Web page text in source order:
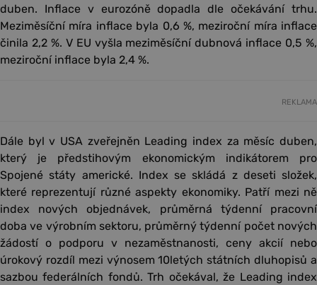
duben. Inflace v eurozóně dopadla dle očekávání trhu.
Meziměsíční míra inflace byla 0,6 %, meziroční míra inflace
činila 2,2 %. V EU vyšla meziměsíční dubnová inflace 0,5 %,
meziroční inflace byla 2,4 %.
REKLAMA
Dále byl v USA zveřejněn Leading index za měsíc duben,
který je předstihovým ekonomickým indikátorem pro
Spojené státy americké. Index se skládá z deseti složek,
které reprezentují různé aspekty ekonomiky. Patří mezi ně
index nových objednávek, průměrná týdenní pracovní
doba ve výrobním sektoru, průměrný týdenní počet nových
žádostí o podporu v nezaměstnanosti, ceny akcií nebo
úrokový rozdíl mezi výnosem 10letých státních dluhopisů a
sazbou federálních fondů. Trh očekával, že Leading index